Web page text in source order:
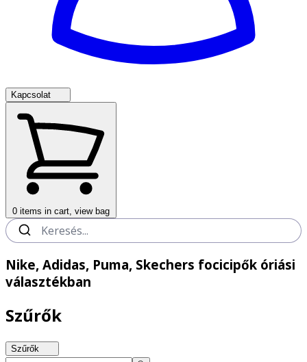
Kapcsolat
0 items in cart, view bag
Nike, Adidas, Puma, Skechers focicipők óriási
választékban
Szűrők
Szűrők